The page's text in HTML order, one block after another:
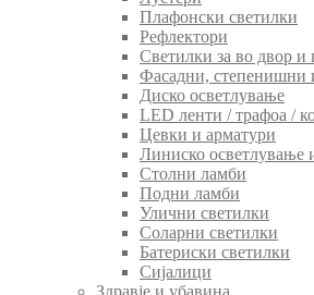
Плафонски светилки
Рефлектори
Светилки за во двор и
Фасадни, степенишни
Диско осветлување
LED ленти / трафоа /
Цевки и арматури
Линиско осветлување
Столни ламби
Подни ламби
Улични светилки
Соларни светилки
Батериски светилки
Сијалици